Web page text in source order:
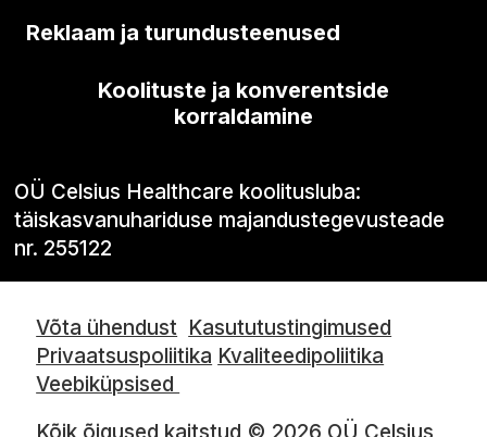
Reklaam ja turundusteenused
Koolituste ja konverentside
korraldamine
OÜ Celsius Healthcare koolitusluba:
täiskasvanuhariduse majandustegevusteade
nr. 255122
Võta ühendust Kasututustingimused
Privaatsuspoliitika Kvaliteedipoliitika
Veebiküpsised